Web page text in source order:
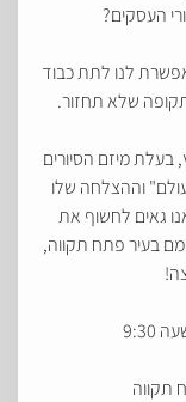
העסקים?
לנו לתת כבוד
שלא תחזור.
בעלת מיזם הסיורים
וההצלחה שלו
גאים לחשוף את
בעיר פתח תקווה,